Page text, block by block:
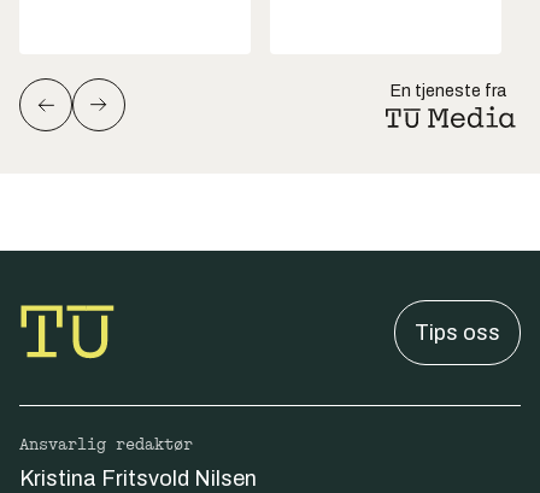
En tjeneste fra
Tips oss
Ansvarlig redaktør
Kristina Fritsvold Nilsen